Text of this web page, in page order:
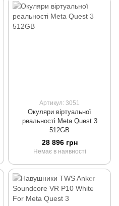
Артикул: 3051
Окуляри віртуальної
реальності Meta Quest 3
512GB
28 896 грн
Немає в наявності